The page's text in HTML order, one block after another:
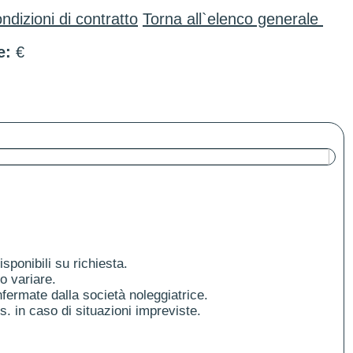
di contratto Torna all`elenco generale
€
su richiesta.
variare.
dalla società noleggiatrice.
in caso di situazioni impreviste.